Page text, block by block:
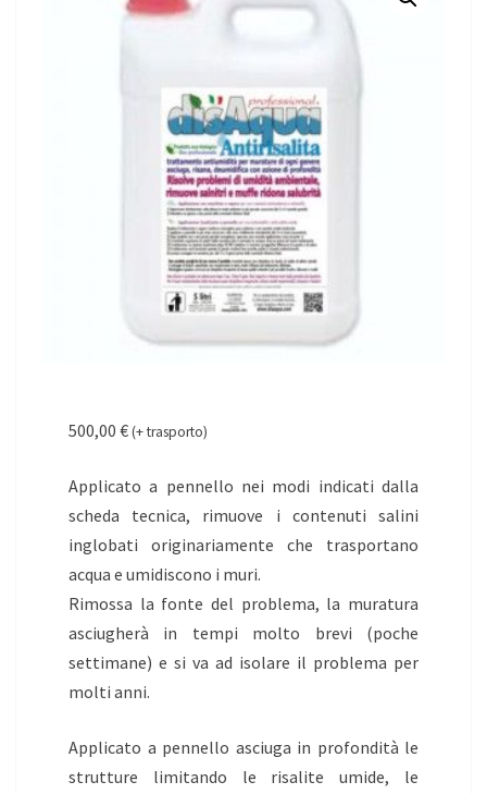
500,00 €(+ trasporto)
Applicato a pennello nei modi indicati dalla
scheda tecnica, rimuove i contenuti salini
inglobati originariamente che trasportano
acqua e umidiscono i muri.
Rimossa la fonte del problema, la muratura
asciugherà in tempi molto brevi (poche
settimane) e si va ad isolare il problema per
molti anni.
Applicato a pennello asciuga in profondità le
strutture limitando le risalite umide, le